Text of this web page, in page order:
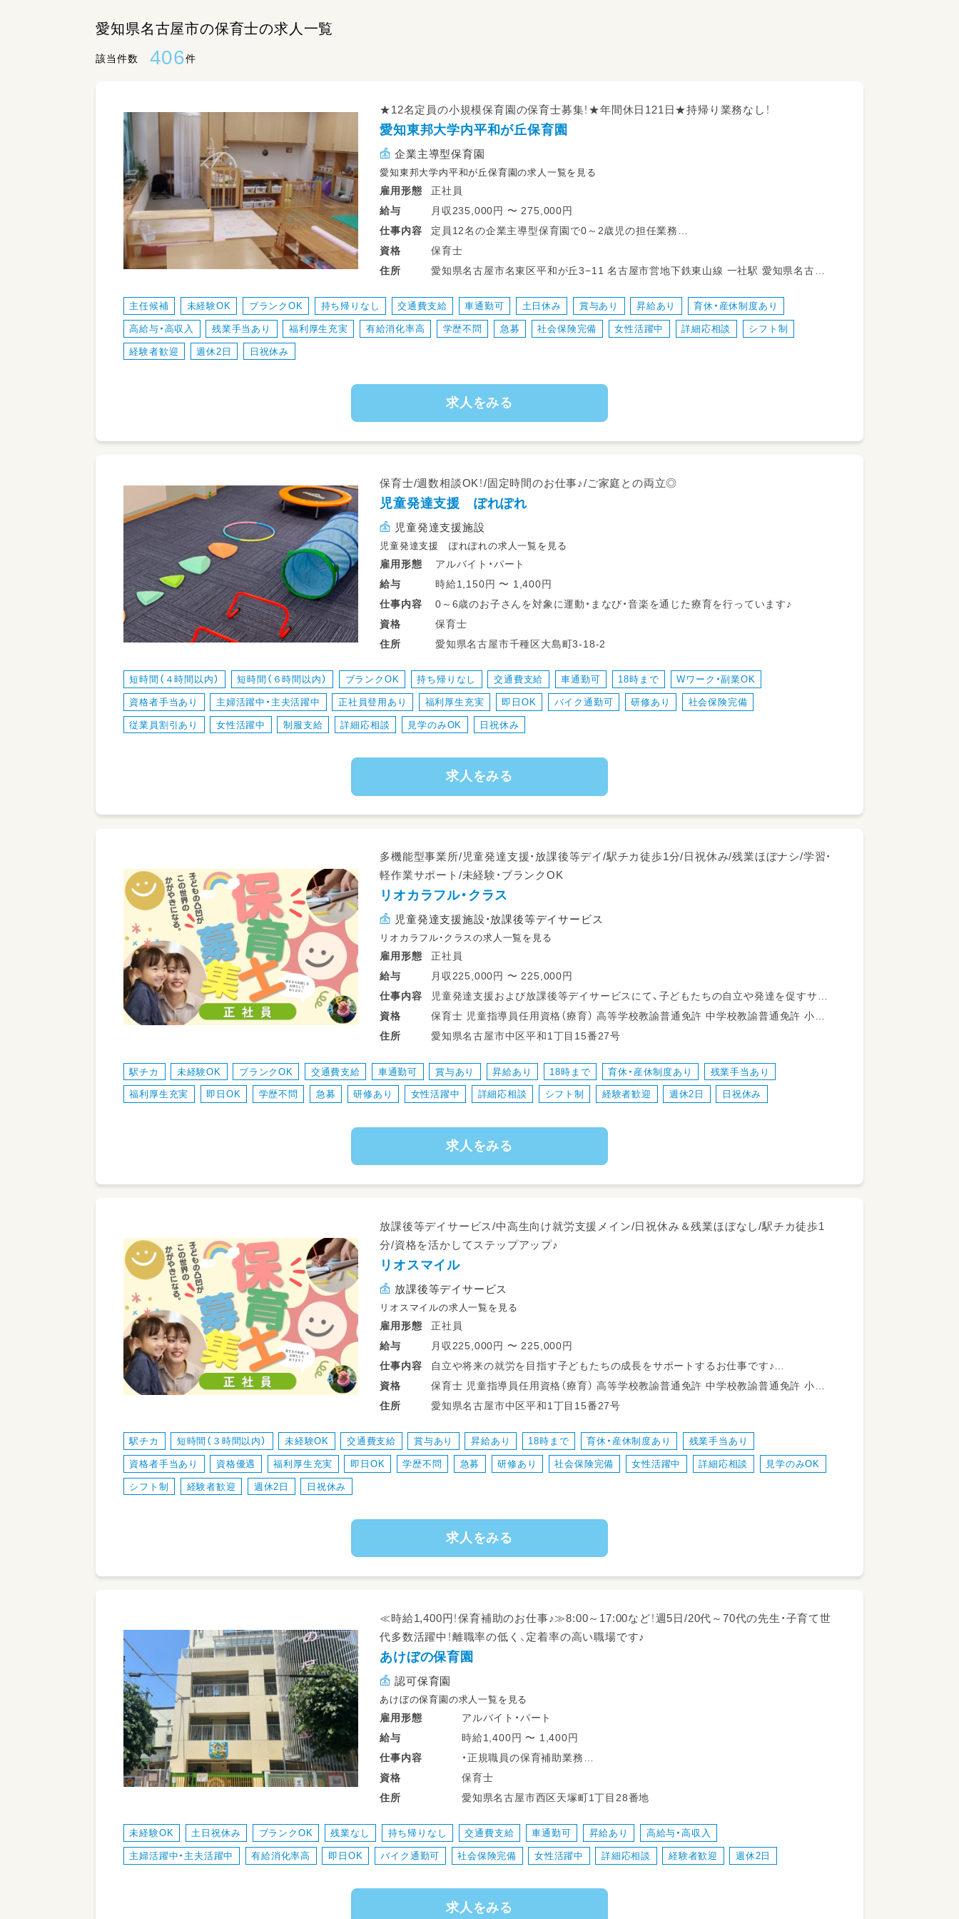
愛知県名古屋市の保育士の求人一覧
該当件数 406件
★12名定員の小規模保育園の保育士募集！★年間休日121日★持帰り業務なし！
愛知東邦大学内平和が丘保育園
企業主導型保育園
愛知東邦大学内平和が丘保育園の求人一覧を見る
雇用形態
正社員
給与
月収235,000円 〜 275,000円
仕事内容 定員12名の企業主導型保育園で0～2歳児の担任業務
・日々の保育計画作成と保育
・記録等に係る事務作業（全てPCで行います）
＜ 保育の内容 ＞例
・12:00~給食、その後お昼寝
・14:30~起床、その後おやつ（幼児クラスは原則お昼寝はしません）
・16:30~自由遊び（開所時間が長いため、「自由遊び」の時間でも年齢に沿った保育計
・人の役に立ちたい、何より子どもが大好きな人！
・自分から意見を発信でき、それを実行できる方
・年齢やキャリアは問いません！自分で学ぶ意欲のある人
・大人数制の保育だとひとりひとりに対応しにくいと感じる
資格
保育士
住所
愛知県名古屋市名東区平和が丘3−11 名古屋市営地下鉄東山線 一社駅 愛知県名古屋
13分
主任候補 未経験OK ブランクOK 持ち帰りなし 交通費支給 車通勤可 土日休み 賞与あり 昇給あり 育休・産休制度あり
高給与・高収入 残業手当あり 福利厚生充実 有給消化率高 学歴不問 急募 社会保険完備 女性活躍中 詳細応相談 シフト制
経験者歓迎 週休2日 日祝休み
求人をみる
保育士/週数相談OK！/固定時間のお仕事♪/ご家庭との両立◎
児童発達支援 ぽれぽれ
児童発達支援施設
児童発達支援 ぽれぽれの求人一覧を見る
雇用形態
アルバイト・パート
給与
時給1,150円 〜 1,400円
仕事内容
0～6歳のお子さんを対象に運動・まなび・音楽を通じた療育を行っています♪
資格
保育士
住所
愛知県名古屋市千種区大島町3-18-2
短時間（４時間以内） 短時間（６時間以内） ブランクOK 持ち帰りなし 交通費支給 車通勤可 18時まで Wワーク・副業OK
資格者手当あり 主婦活躍中・主夫活躍中 正社員登用あり 福利厚生充実 即日OK バイク通勤可 研修あり 社会保険完備
従業員割引あり 女性活躍中 制服支給 詳細応相談 見学のみOK 日祝休み
求人をみる
多機能型事業所/児童発達支援・放課後等デイ/駅チカ徒歩1分/日祝休み/残業ほぼナシ/学習・
軽作業サポート/未経験・ブランクOK
リオカラフル・クラス
児童発達支援施設・放課後等デイサービス
リオカラフル・クラスの求人一覧を見る
雇用形態
正社員
給与
月収225,000円 〜 225,000円
仕事内容
児童発達支援および放課後等デイサービスにて、子どもたちの自立や発達を促すサポ
ート全般をお任せいたします♪
・室内での遊び、学び、日常生活動作のサポート
・パソコン学習や軽作業、手芸などのプログラム進行補助・見守り
・手洗いやうがい、おやつタイムのサポート
・正職員のサポート（活動用素材の準備や後片付けなど）
・スタッフ間での情報共有や簡単な引き継ぎ確認
ランクのある方も安心してスタートできます！
資格
保育士 児童指導員任用資格（療育） 高等学校教諭普通免許 中学校教諭普通免許 小学
住所 愛知県名古屋市中区平和1丁目15番27号
駅チカ 未経験OK ブランクOK 交通費支給 車通勤可 賞与あり 昇給あり 18時まで 育休・産休制度あり 残業手当あり
福利厚生充実 即日OK 学歴不問 急募 研修あり 女性活躍中 詳細応相談 シフト制 経験者歓迎 週休2日 日祝休み
求人をみる
放課後等デイサービス/中高生向け就労支援メイン/日祝休み＆残業ほぼなし/駅チカ徒歩1
分/資格を活かしてステップアップ♪
リオスマイル
放課後等デイサービス
リオスマイルの求人一覧を見る
雇用形態
正社員
給与
月収225,000円 〜 225,000円
仕事内容 自立や将来の就労を目指す子どもたちの成長をサポートするお仕事です♪
・子どもたちの見守りやコミュニケーション（あいさつやマナーのサポート）
・社会性を育むプログラム（レジ体験や軽作業など）の進行サポート
・個別支援計画に沿った学習や課題の進行サポート
・日々の活動準備、お掃除などの環境整備
※就労準備型の施設のため、中高生のお子さまが中心となります
※雇用形態や経験に合わせて業務量・範囲を調整しますのでご安心くださいね！
資格
保育士 児童指導員任用資格（療育） 高等学校教諭普通免許 中学校教諭普通免許 小学
住所 愛知県名古屋市中区平和1丁目15番27号
駅チカ 短時間（３時間以内） 未経験OK 交通費支給 賞与あり 昇給あり 18時まで 育休・産休制度あり 残業手当あり
資格者手当あり 資格優遇 福利厚生充実 即日OK 学歴不問 急募 研修あり 社会保険完備 女性活躍中 詳細応相談 見学のみOK
シフト制 経験者歓迎 週休2日 日祝休み
求人をみる
≪時給1,400円！保育補助のお仕事♪≫8:00～17:00など！週5日/20代～70代の先生・子育て世
代多数活躍中！離職率の低く、定着率の高い職場です♪
あけぼの保育園
認可保育園
あけぼの保育園の求人一覧を見る
雇用形態
アルバイト・パート
給与
時給1,400円 〜 1,400円
仕事内容
・正規職員の保育補助業務
・給食の補助
・お子様の見守り
・ピアノ業務なし！
・お掃除や環境整備など
協力体制バッチリです！
資格
保育士
住所
愛知県名古屋市西区天塚町1丁目28番地
未経験OK 土日祝休み ブランクOK 残業なし 持ち帰りなし 交通費支給 車通勤可 昇給あり 高給与・高収入
主婦活躍中・主夫活躍中 有給消化率高 即日OK バイク通勤可 社会保険完備 女性活躍中 詳細応相談 経験者歓迎 週休2日
求人をみる